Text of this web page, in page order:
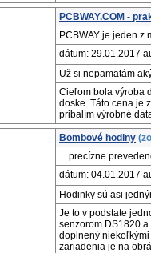
PCBWAY.COM -
PCBWAY je jeden z
dátum: 29.01.2017
Už si nepamätám
Cieľom bola výroba
doske. Táto cena je
pribalím výrobné
Bombové hodiny
....precízne
dátum: 04.01.2017
Hodinky sú asi
Je to v podstate
senzorom DS1820
doplnený niekoľkými
zariadenia je na